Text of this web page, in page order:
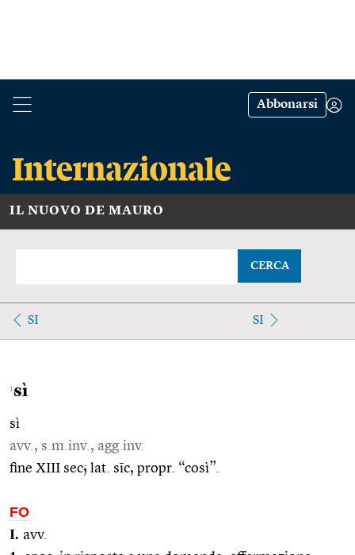
Abbonarsi
IL NUOVO DE MAURO
CERCA
SI SI
1sì
sì
avv., s.m.inv., agg.inv.
fine XIII sec; lat. sīc, propr. “così”.
FO
I. avv.